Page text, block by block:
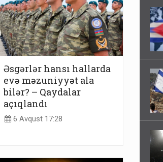
Əsgərlər hansı hallarda
evə məzuniyyət ala
bilər? – Qaydalar
açıqlandı
6 Avqust 17:28